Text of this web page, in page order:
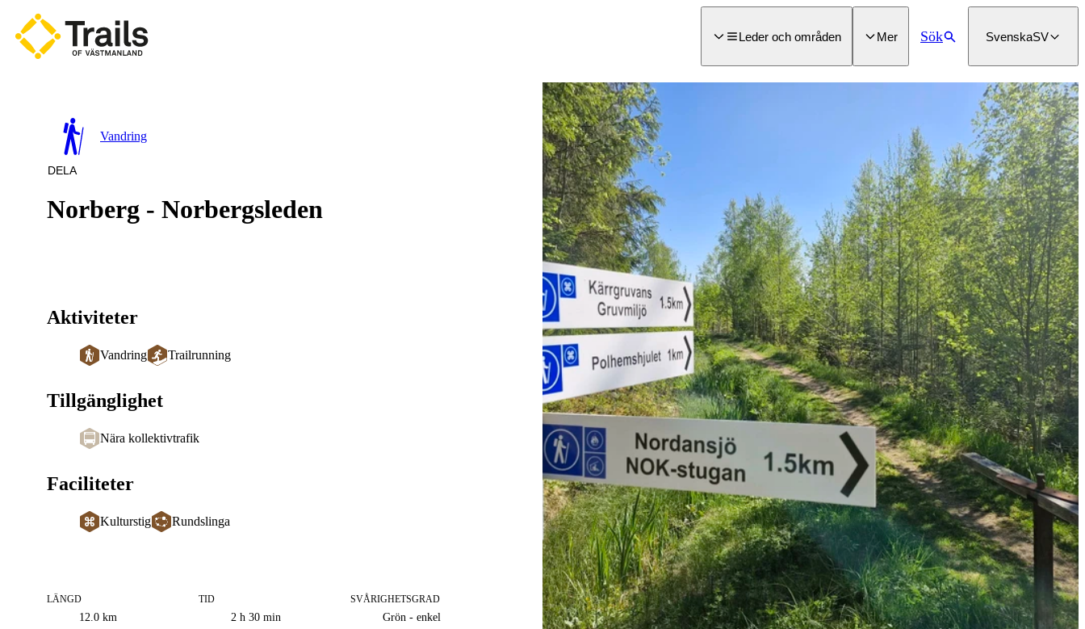
Leder och områden
Mer Sök SvenskaSV
Norberg - Norbergsleden
Vandring
DELA
Aktiviteter
Vandring Trailrunning
Tillgänglighet
Nära kollektivtrafik
Faciliteter
Kulturstig Rundslinga
Information
LÄNGD
12.0 km
TID
2 h 30 min
SVÅRIGHETSGRAD
Grön - enkel
Bildspel
med
bilder